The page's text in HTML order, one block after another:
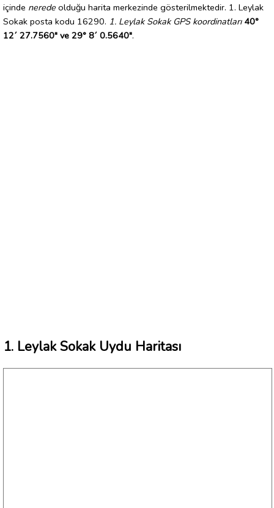
içinde nerede olduğu harita merkezinde gösterilmektedir. 1. Leylak
Sokak posta kodu 16290. 1. Leylak Sokak GPS koordinatları 40°
12´ 27.7560" ve 29° 8´ 0.5640".
1. Leylak Sokak Uydu Haritası